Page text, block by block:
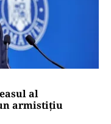
al
armistițiu